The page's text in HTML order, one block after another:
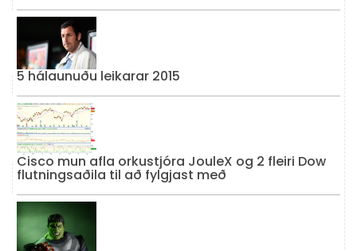
5 hálaunuðu leikarar 2015
Cisco mun afla orkustjóra JouleX og 2 fleiri Dow
flutningsaðila til að fylgjast með